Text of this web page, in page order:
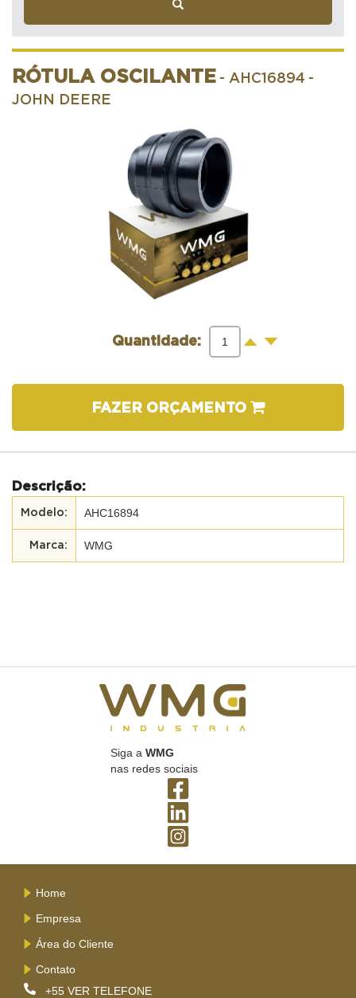
RÓTULA OSCILANTE - AHC16894 -
JOHN DEERE
Quantidade: + -
FAZER ORÇAMENTO
Descrição:
AHC16894
WMG
Siga a WMG
nas redes sociais
Home
Empresa
Área do Cliente
Contato
+55 VER TELEFONE